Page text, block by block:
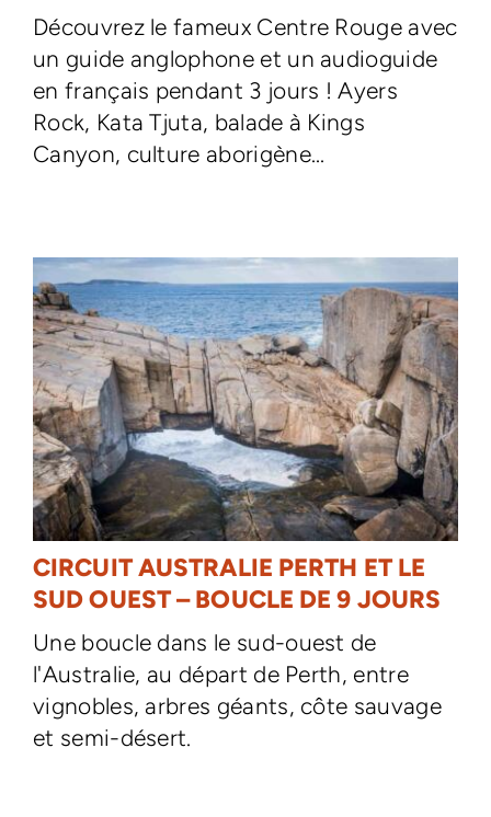
Découvrez le fameux Centre Rouge avec
un guide anglophone et un audioguide
en français pendant 3 jours ! Ayers
Rock, Kata Tjuta, balade à Kings
Canyon, culture aborigène...
CIRCUIT AUSTRALIE PERTH ET LE
SUD OUEST – BOUCLE DE 9 JOURS
Une boucle dans le sud-ouest de
l'Australie, au départ de Perth, entre
vignobles, arbres géants, côte sauvage
et semi-désert.